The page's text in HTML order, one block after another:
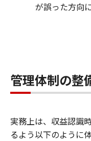
が誤った方向
管理体制の整
実務上は、収益認識
るよう以下のように